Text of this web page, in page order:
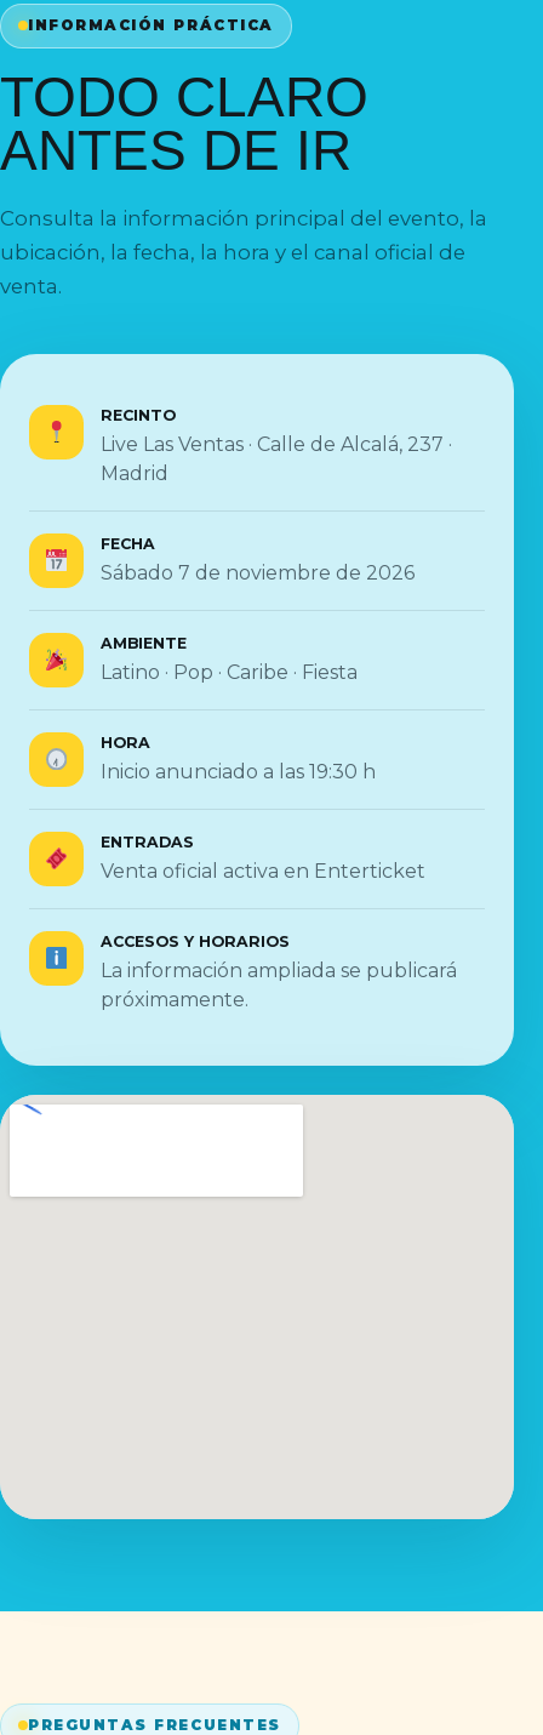
INFORMACIÓN PRÁCTICA
TODO CLARO
ANTES DE IR
Consulta la información principal del evento, la
ubicación, la fecha, la hora y el canal oficial de
venta.
RECINTO
Live Las Ventas · Calle de Alcalá, 237 ·
Madrid
FECHA
Sábado 7 de noviembre de 2026
AMBIENTE
Latino · Pop · Caribe · Fiesta
HORA
Inicio anunciado a las 19:30 h
ENTRADAS
Venta oficial activa en Enterticket
ACCESOS Y HORARIOS
La información ampliada se publicará
próximamente.
PREGUNTAS FRECUENTES